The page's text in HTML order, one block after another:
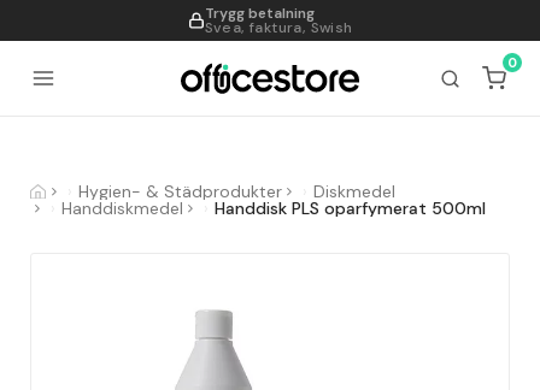
Trygg betalning
Svea, faktura, Swish
995
0
Hygien- & Städprodukter Diskmedel
Handdiskmedel Handdisk PLS oparfymerat 500ml